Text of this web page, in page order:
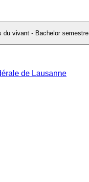
du vivant - Bachelor